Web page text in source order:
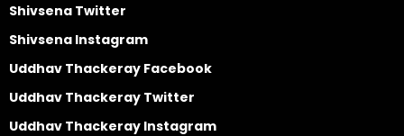
Shivsena Twitter
Shivsena Instagram
Uddhav Thackeray Facebook
Uddhav Thackeray Twitter
Uddhav Thackeray Instagram